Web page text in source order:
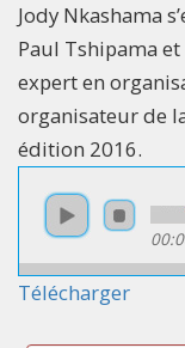
Jody Nkashama
Paul Tshipama
expert en
organisateur de
édition 2016.
Télécharger